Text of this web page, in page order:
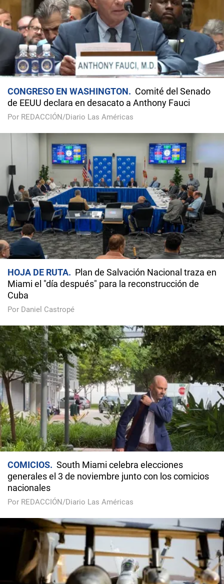
CONGRESO EN WASHINGTON
Comité del Senado
de EEUU declara en desacato a Anthony Fauci
Por REDACCIÓN/Diario Las Américas
HOJA DE RUTA
Plan de Salvación Nacional traza en
Miami el "día después" para la reconstrucción de
Cuba
Por Daniel Castropé
COMICIOS
South Miami celebra elecciones
generales el 3 de noviembre junto con los comicios
nacionales
Por REDACCIÓN/Diario Las Américas